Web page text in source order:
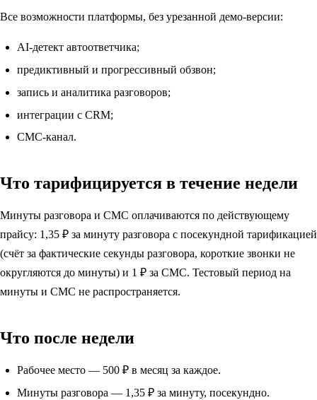
Все возможности платформы, без урезанной демо-версии:
AI-детект автоответчика;
предиктивный и прогрессивный обзвон;
запись и аналитика разговоров;
интеграции с CRM;
СМС-канал.
Что тарифицируется в течение недели
Минуты разговора и СМС оплачиваются по действующему
прайсу: 1,35 ₽ за минуту разговора с посекундной тарификацией
(счёт за фактические секунды разговора, короткие звонки не
округляются до минуты) и 1 ₽ за СМС. Тестовый период на
минуты и СМС не распространяется.
Что после недели
Рабочее место — 500 ₽ в месяц за каждое.
Минуты разговора — 1,35 ₽ за минуту, посекундно.